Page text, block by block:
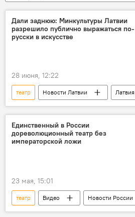
Дали заднюю: Минкультуры Латвии
разрешило публично выражаться по-
русски в искусстве
28 июня, 12:22
театр Новости Латвии
Латвия
русский язык
Министерство культуры Латвии
Наурис Пунтулис
Единственный в России
дореволюционный театр без
императорской ложи
23 мая, 15:01
театр Видео
Новости России
Россия
Екатеринбург